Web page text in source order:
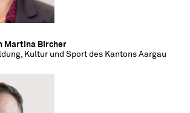
Martina Bircher
Kultur und Sport des Kantons Aargau